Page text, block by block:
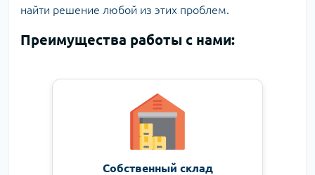
найти решение любой из этих проблем.
Преимущества работы с нами:
Собственный склад